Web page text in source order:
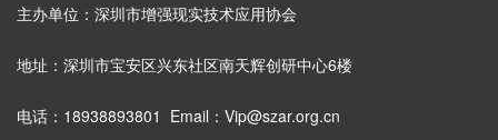
主办单位：深圳市增强现实技术应用协会
地址：深圳市宝安区兴东社区南天辉创研中心6楼
电话：18938893801 Email：Vip@szar.org.cn